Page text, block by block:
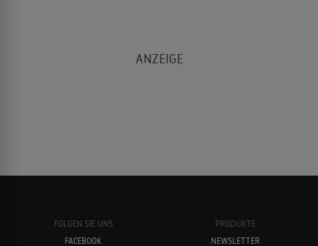
FOLGEN SIE UNS
FACEBOOK
PRODUKTE
NEWSLETTER